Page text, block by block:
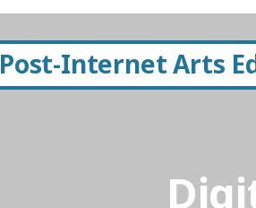
Post-Internet Arts